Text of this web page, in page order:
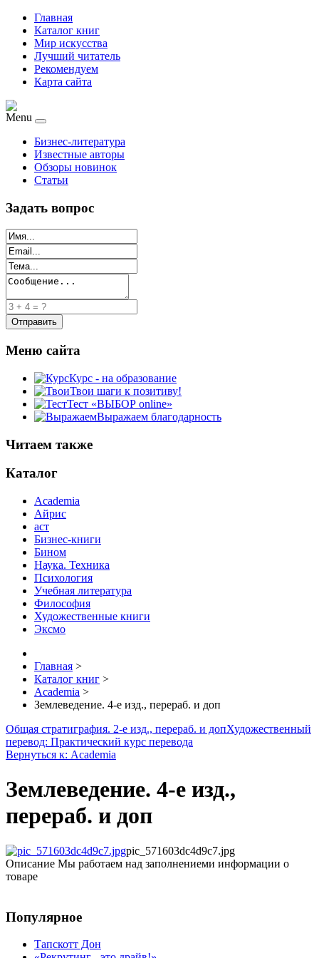
Главная
Каталог книг
Мир искусства
Лучший читатель
Рекомендуем
Карта сайта
Menu
Бизнес-литература
Известные авторы
Обзоры новинок
Статьи
Задать вопрос
Меню сайта
Курс - на образование
Твои шаги к позитиву!
Тест «ВЫБОР online»
Выражаем благодарность
Читаем также
Каталог
Academia
Айрис
аст
Бизнес-книги
Бином
Наука. Техника
Психология
Учебная литература
Философия
Художественные книги
Эксмо
Главная >
Каталог книг >
Academia >
Землеведение. 4-е изд., перераб. и доп
Общая стратиграфия. 2-е изд., перераб. и допХудожественный
перевод: Практический курс перевода
Вернуться к: Academia
Землеведение. 4-е изд.,
перераб. и доп
pic_571603dc4d9c7.jpg
Описание Мы работаем над заполнениеми информации о
товаре
Популярное
Тапскотт Дон